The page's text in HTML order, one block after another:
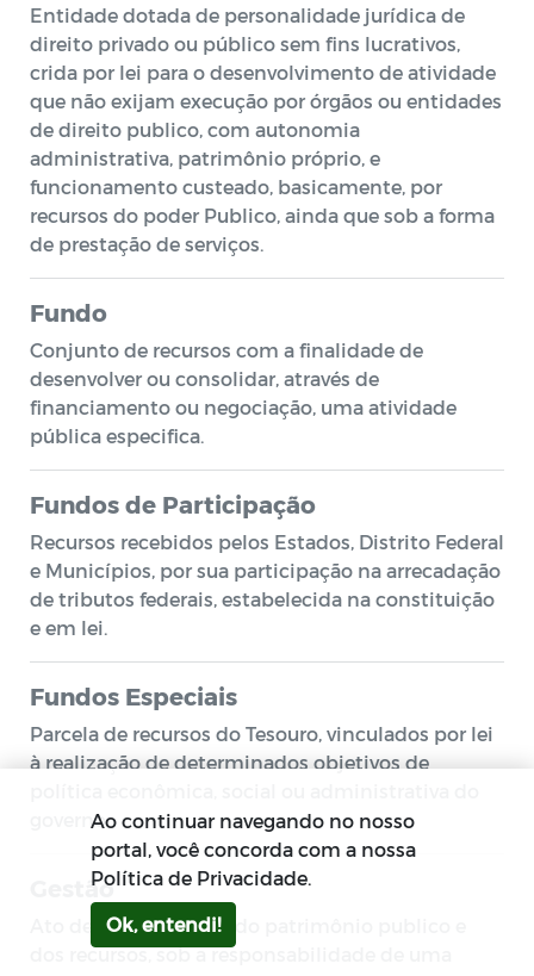
Entidade dotada de personalidade jurídica de
direito privado ou público sem fins lucrativos,
crida por lei para o desenvolvimento de atividade
que não exijam execução por órgãos ou entidades
de direito publico, com autonomia
administrativa, patrimônio próprio, e
funcionamento custeado, basicamente, por
recursos do poder Publico, ainda que sob a forma
de prestação de serviços.
Fundo
Conjunto de recursos com a finalidade de
desenvolver ou consolidar, através de
financiamento ou negociação, uma atividade
pública especifica.
Fundos de Participação
Recursos recebidos pelos Estados, Distrito Federal
e Municípios, por sua participação na arrecadação
de tributos federais, estabelecida na constituição
e em lei.
Fundos Especiais
Parcela de recursos do Tesouro, vinculados por lei
à realização de determinados objetivos de
governo.
Gestão
Ato de gerir a parcela do patrimônio publico e
dos recursos, sob a responsabilidade de uma
Ao continuar navegando no nosso
portal, você concorda com a nossa
Política de Privacidade.
Ok, entendi!